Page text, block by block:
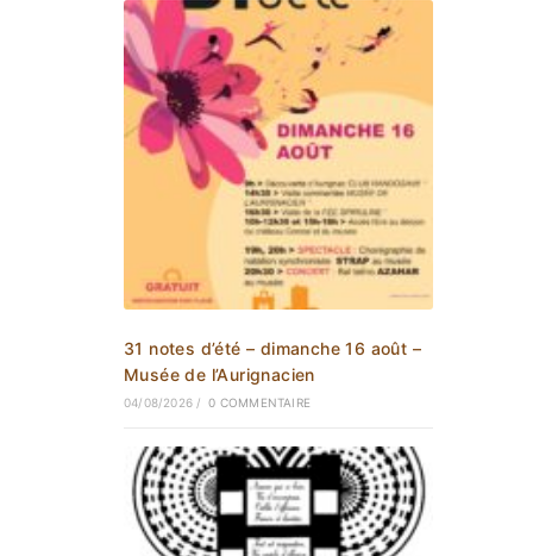
31 notes d’été – dimanche 16 août –
Musée de l’Aurignacien
04/08/2026 / 0 COMMENTAIRE